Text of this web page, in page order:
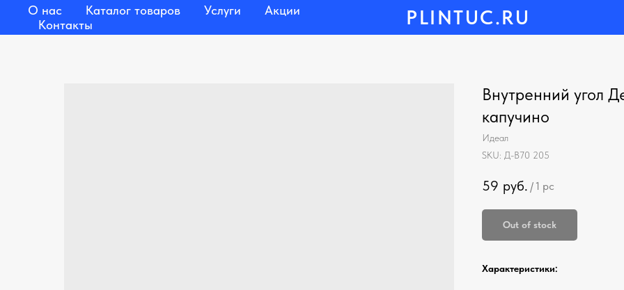
PLINTUC.RU
О нас Каталог товаров Услуги
Акции
Контакты
Внутренний угол
капучино
Идеал
SKU: Д-В70 205
59 руб. / 1 pc
Out of stock
Характеристики: